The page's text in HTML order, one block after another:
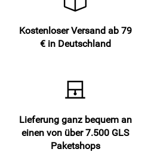
Kostenloser Versand ab 79
€ in Deutschland
Lieferung ganz bequem an
einen von über 7.500 GLS
Paketshops